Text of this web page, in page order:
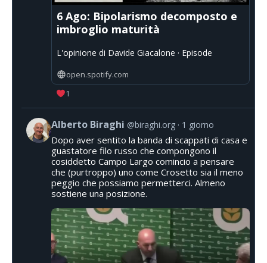
6 Ago: Bipolarismo decomposto e
imbroglio maturità
L'opinione di Davide Giacalone · Episode
open.spotify.com
1
Alberto Biraghi @biraghi.org 1 giorno
Dopo aver sentito la banda di scappati di casa e
guastatore filo russo che compongono il
cosiddetto Campo Largo comincio a pensare
che (purtroppo) uno come Crosetto sia il meno
peggio che possiamo permetterci. Almeno
sostiene una posizione.